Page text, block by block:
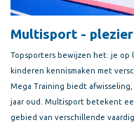
Multisport -
Topsporters bewijzen het: je op
kinderen kennismaken met
Mega Training biedt
jaar oud. Multisport betekent
gebied van verschillende